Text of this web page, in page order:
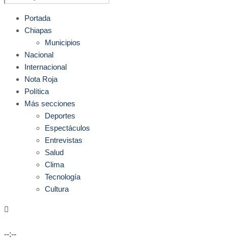
Portada
Chiapas
Municipios
Nacional
Internacional
Nota Roja
Política
Más secciones
Deportes
Espectáculos
Entrevistas
Salud
Clima
Tecnología
Cultura
--:--